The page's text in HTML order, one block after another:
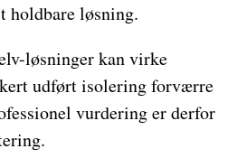
holdbare løsning.
løsninger kan virke
udført isolering forværre
vurdering er derfor